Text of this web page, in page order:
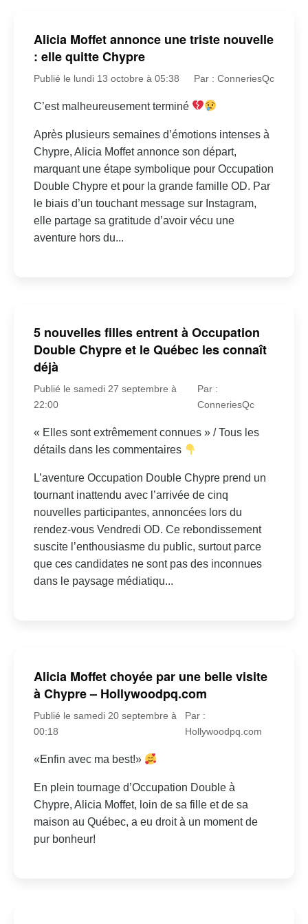
Alicia Moffet annonce une triste nouvelle
: elle quitte Chypre
Publié le lundi 13 octobre à 05:38 Par : ConneriesQc
C’est malheureusement terminé
Après plusieurs semaines d’émotions intenses à
Chypre, Alicia Moffet annonce son départ,
marquant une étape symbolique pour Occupation
Double Chypre et pour la grande famille OD. Par
le biais d’un touchant message sur Instagram,
elle partage sa gratitude d’avoir vécu une
aventure hors du...
5 nouvelles filles entrent à Occupation
Double Chypre et le Québec les connaît
déjà
Publié le samedi 27 septembre à
22:00
Par :
ConneriesQc
« Elles sont extrêmement connues » / Tous les
détails dans les commentaires
L’aventure Occupation Double Chypre prend un
tournant inattendu avec l’arrivée de cinq
nouvelles participantes, annoncées lors du
rendez-vous Vendredi OD. Ce rebondissement
suscite l’enthousiasme du public, surtout parce
que ces candidates ne sont pas des inconnues
dans le paysage médiatiqu...
Alicia Moffet choyée par une belle visite
à Chypre – Hollywoodpq.com
Publié le samedi 20 septembre à
00:18
Par :
Hollywoodpq.com
«Enfin avec ma best!»
En plein tournage d’Occupation Double à
Chypre, Alicia Moffet, loin de sa fille et de sa
maison au Québec, a eu droit à un moment de
pur bonheur!